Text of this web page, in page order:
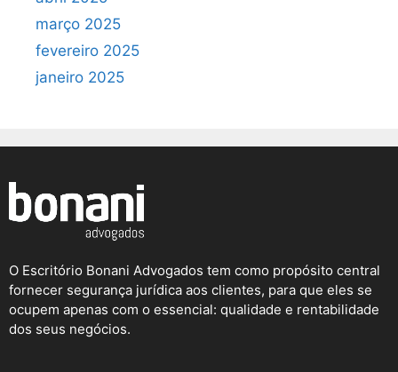
março 2025
fevereiro 2025
janeiro 2025
O Escritório Bonani Advogados tem como propósito central
fornecer segurança jurídica aos clientes, para que eles se
ocupem apenas com o essencial: qualidade e rentabilidade
dos seus negócios.